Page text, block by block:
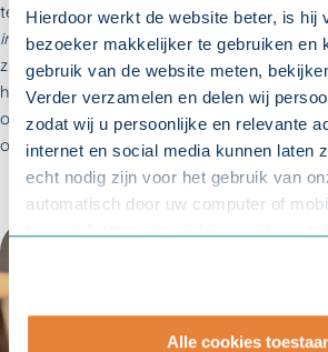
Hierdoor werkt de website beter, is hij
bezoeker makkelijker te gebruiken en
gebruik van de website meten,
Verder verzamelen en delen wij
zodat wij u persoonlijke en relevante
internet en social media kunnen laten
echt nodig zijn voor het gebruik van
automatisch door uw computer of
aanpassen. Met uw toestemming
Alle cookies
telefoon, Zoom of Skype. Verder kun je
inspiratiebijeenkomstenalle collega’s altijd
zien. En als ik na de bijeenkomsten zoals
heb over de onderwerpen dan voel ik me
op te nemen met de betrokken collega’s.
openheid belangrijk.”